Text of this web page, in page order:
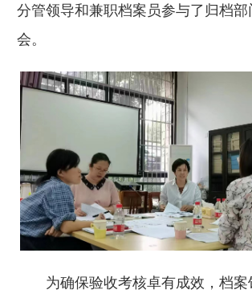
分管领导和兼职档案员参与了归档
会。
为确保验收考核卓有成效，档